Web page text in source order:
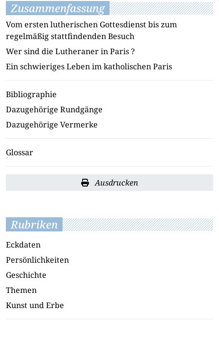
Zusammenfassung
Vom ersten lutherischen Gottesdienst bis zum
regelmäßig stattfindenden Besuch
Wer sind die Lutheraner in Paris ?
Ein schwieriges Leben im katholischen Paris
Bibliographie
Dazugehörige Rundgänge
Dazugehörige Vermerke
Glossar
Ausdrucken
Rubriken
Eckdaten
Persönlichkeiten
Geschichte
Themen
Kunst und Erbe